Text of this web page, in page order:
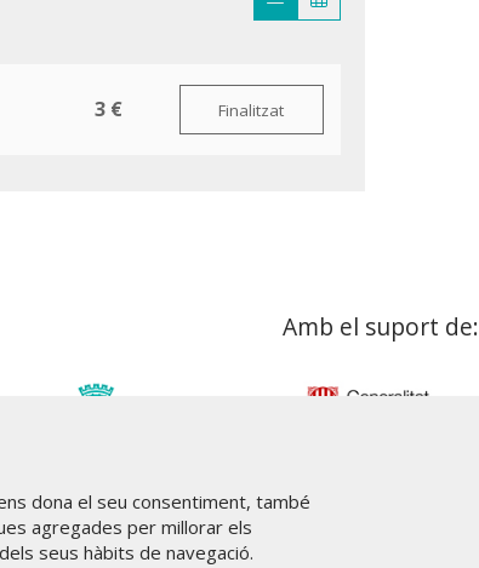
3 € Finalitzat
Amb el suport de:
dona el seu consentiment, també
agregades per millorar els
seus hàbits de navegació.